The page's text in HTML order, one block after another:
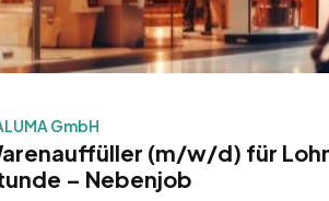
GmbH
(m/w/d) für
– Nebenjob